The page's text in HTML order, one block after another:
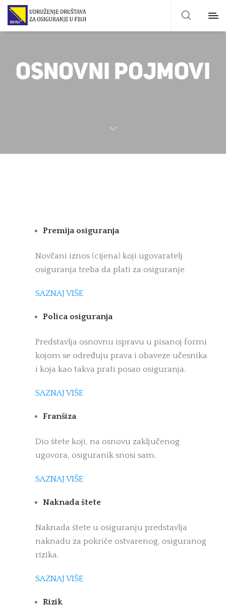
OSNOVNI POJMOVI
Premija osiguranja
Novčani iznos (cijena) koji ugovaratelj
osiguranja treba da plati za osiguranje
SAZNAJ VIŠE
Polica osiguranja
Predstavlja osnovnu ispravu u pisanoj formi
kojom se određuju prava i obaveze učesnika
i koja kao takva prati posao osiguranja.
SAZNAJ VIŠE
Franšiza
Dio štete koji, na osnovu zaključenog
ugovora, osiguranik snosi sam.
SAZNAJ VIŠE
Naknada štete
Naknada štete u osiguranju predstavlja
naknadu za pokriće ostvarenog, osiguranog
rizika.
SAZNAJ VIŠE
Rizik